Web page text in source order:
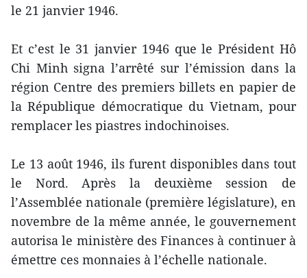
le 21 janvier 1946.
Et c’est le 31 janvier 1946 que le Président Hô
Chi Minh signa l’arrêté sur l’émission dans la
région Centre des premiers billets en papier de
la République démocratique du Vietnam, pour
remplacer les piastres indochinoises.
Le 13 août 1946, ils furent disponibles dans tout
le Nord. Après la deuxième session de
l’Assemblée nationale (première législature), en
novembre de la même année, le gouvernement
autorisa le ministère des Finances à continuer à
émettre ces monnaies à l’échelle nationale.